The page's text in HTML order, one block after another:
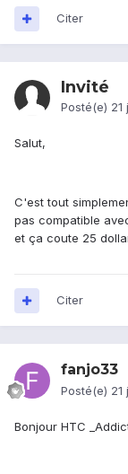
Citer
Invité
Posté(e) 21
Salut,
C'est tout
pas compatible
et ça coute 25
Citer
fanjo33
Posté(e) 21
Bonjour HTC